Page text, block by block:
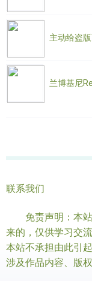
主动给盗
兰博基尼
联系我们
免责声明：本站
来的，仅供学习交
本站不承担由此引
涉及作品内容、版